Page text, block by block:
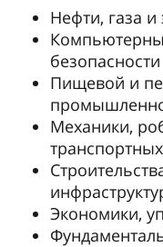
Нефти, газа и
безопасности
Пищевой и
Механики,
Экономики,